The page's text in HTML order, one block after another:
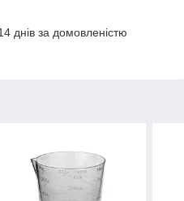
днів за домовленістю